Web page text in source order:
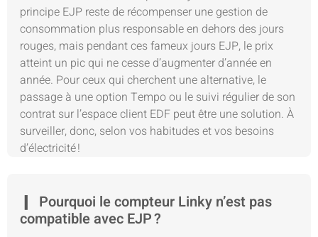
principe EJP reste de récompenser une gestion de
consommation plus responsable en dehors des jours
rouges, mais pendant ces fameux jours EJP, le prix
atteint un pic qui ne cesse d’augmenter d’année en
année. Pour ceux qui cherchent une alternative, le
passage à une option Tempo ou le suivi régulier de son
contrat sur l’espace client EDF peut être une solution. À
surveiller, donc, selon vos habitudes et vos besoins
d’électricité !
Pourquoi le compteur Linky n’est pas
compatible avec EJP ?